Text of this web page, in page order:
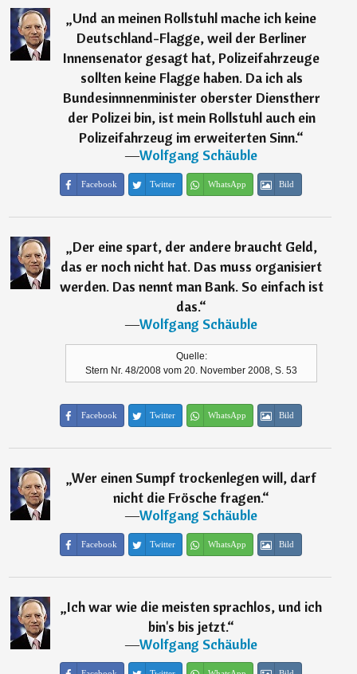
„Und an meinen Rollstuhl mache ich keine
Deutschland-Flagge, weil der Berliner
Innensenator gesagt hat, Polizeifahrzeuge
sollten keine Flagge haben. Da ich als
Bundesinnnenminister oberster Dienstherr
der Polizei bin, ist mein Rollstuhl auch ein
Polizeifahrzeug im erweiterten Sinn.“
―Wolfgang Schäuble
Facebook Twitter WhatsApp Bild
„Der eine spart, der andere braucht Geld,
das er noch nicht hat. Das muss organisiert
werden. Das nennt man Bank. So einfach ist
das.“
―Wolfgang Schäuble
Quelle:
Stern Nr. 48/2008 vom 20. November 2008, S. 53
Facebook Twitter WhatsApp Bild
„Wer einen Sumpf trockenlegen will, darf
nicht die Frösche fragen.“
―Wolfgang Schäuble
Facebook Twitter WhatsApp Bild
„Ich war wie die meisten sprachlos, und ich
bin's bis jetzt.“
―Wolfgang Schäuble